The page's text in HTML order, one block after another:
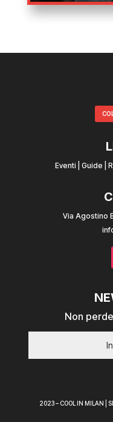
Eventi Guide
Via Agostino
Non
2023 – COOL IN MILAN |